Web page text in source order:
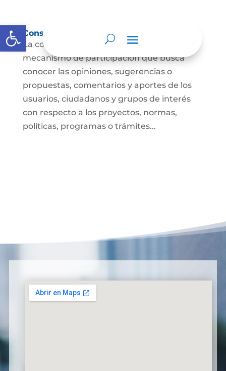
Abrir barra de herramientas
Consulta ciudadana
La consulta a la ciudadanía es un
mecanismo de participación que busca
conocer las opiniones, sugerencias o
propuestas, comentarios y aportes de los
usuarios, ciudadanos y grupos de interés
con respecto a los proyectos, normas,
políticas, programas o trámites...